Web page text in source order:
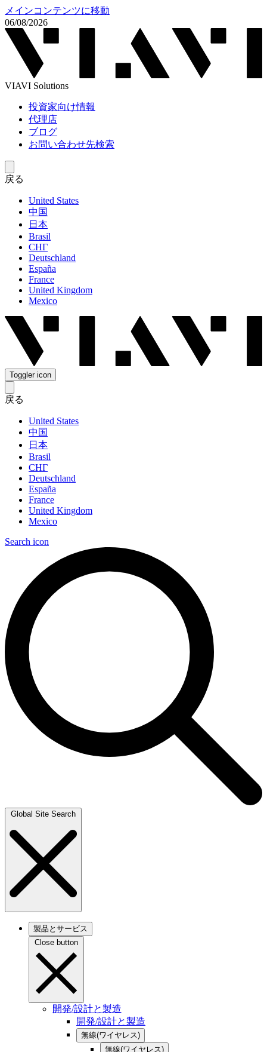
メインコンテンツに移動
06/08/2026
VIAVI Solutions
投資家向け情報
代理店
ブログ
お問い合わせ先検索
戻る
United States
中国
日本
Brasil
СНГ
Deutschland
España
France
United Kingdom
Mexico
Toggler icon
戻る
United States
中国
日本
Brasil
СНГ
Deutschland
España
France
United Kingdom
Mexico
Search icon
Global Site Search
製品とサービス
Close button
開発/設計と製造
開発/設計と製造
無線(ワイヤレス)
無線(ワイヤレス)